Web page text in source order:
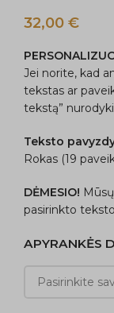
32,00 €
Jei norite, kad
tekstas ar
tekstą”
Teksto
Rokas (19
DĖMESIO!
pasirinkto
APYRANKĖS